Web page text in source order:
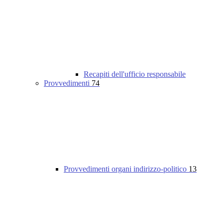
Recapiti dell'ufficio responsabile
Provvedimenti 74
Provvedimenti organi indirizzo-politico 13